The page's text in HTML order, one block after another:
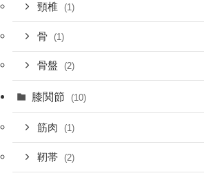
頸椎 (1)
骨 (1)
骨盤 (2)
膝関節 (10)
筋肉 (1)
靭帯 (2)